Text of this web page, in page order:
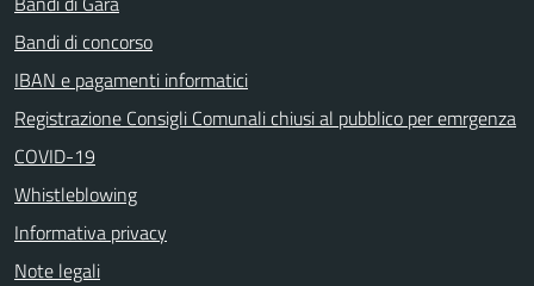
Bandi di concorso
IBAN e pagamenti informatici
Registrazione Consigli Comunali chiusi al pubblico per emrgenza
COVID-19
Whistleblowing
Informativa privacy
Note legali